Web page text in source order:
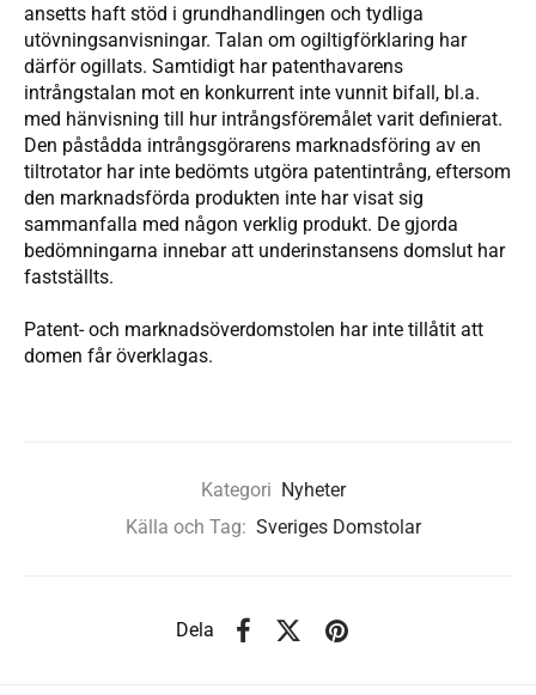
ansetts haft stöd i grundhandlingen och tydliga
utövningsanvisningar. Talan om ogiltigförklaring har
därför ogillats. Samtidigt har patenthavarens
intrångstalan mot en konkurrent inte vunnit bifall, bl.a.
med hänvisning till hur intrångsföremålet varit definierat.
Den påstådda intrångsgörarens marknadsföring av en
tiltrotator har inte bedömts utgöra patentintrång, eftersom
den marknadsförda produkten inte har visat sig
sammanfalla med någon verklig produkt. De gjorda
bedömningarna innebar att underinstansens domslut har
fastställts.
Patent- och marknadsöverdomstolen har inte tillåtit att
domen får överklagas.
Kategori Nyheter
Källa och Tag: Sveriges Domstolar
Dela